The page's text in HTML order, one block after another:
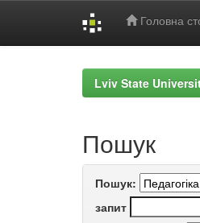
Головна
Lviv State
Пошук
Пошук:
запит